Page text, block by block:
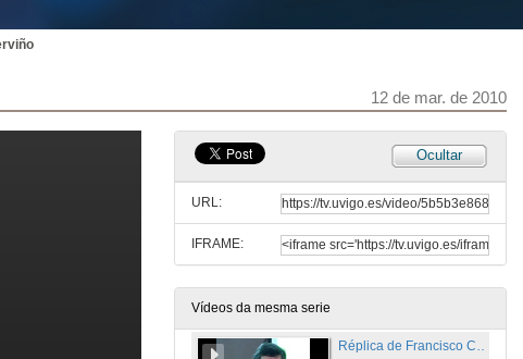
12 de mar. de 2010
Ocultar
URL:
IFRAME:
Vídeos da mesma serie
12 de mar. de 2010
Intervención de Bieito Lobeira
Intervención de Román Rodríguez
12 de mar. de 2010